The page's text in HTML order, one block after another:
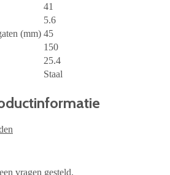
41
5.6
(mm) 45
150
25.4
Staal
vragen gesteld.